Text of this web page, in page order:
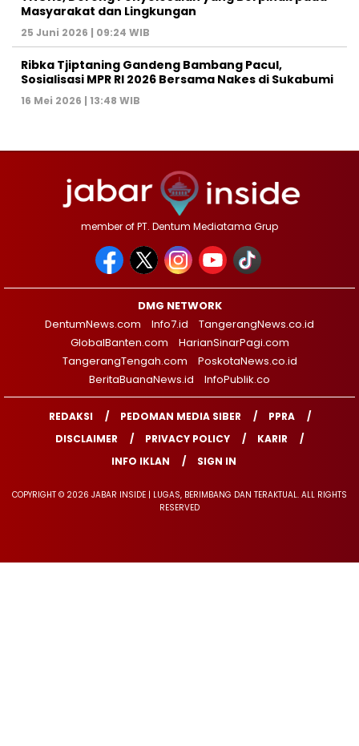
Masyarakat dan Lingkungan‎
25 Juni 2026 | 09:24 WIB
Ribka Tjiptaning Gandeng Bambang Pacul,
Sosialisasi MPR RI 2026 Bersama Nakes di Sukabumi
16 Mei 2026 | 13:48 WIB
member of PT. Dentum Mediatama Grup
DMG NETWORK
DentumNews.com
Info7.id
TangerangNews.co.id
GlobalBanten.com
HarianSinarPagi.com
TangerangTengah.com
PoskotaNews.co.id
BeritaBuanaNews.id
InfoPublik.co
REDAKSI PEDOMAN MEDIA SIBER
PPRA
DISCLAIMER
PRIVACY POLICY
KARIR
INFO IKLAN
SIGN IN
COPYRIGHT © 2026 JABAR INSIDE | LUGAS, BERIMBANG DAN TERAKTUAL. ALL RIGHTS
RESERVED